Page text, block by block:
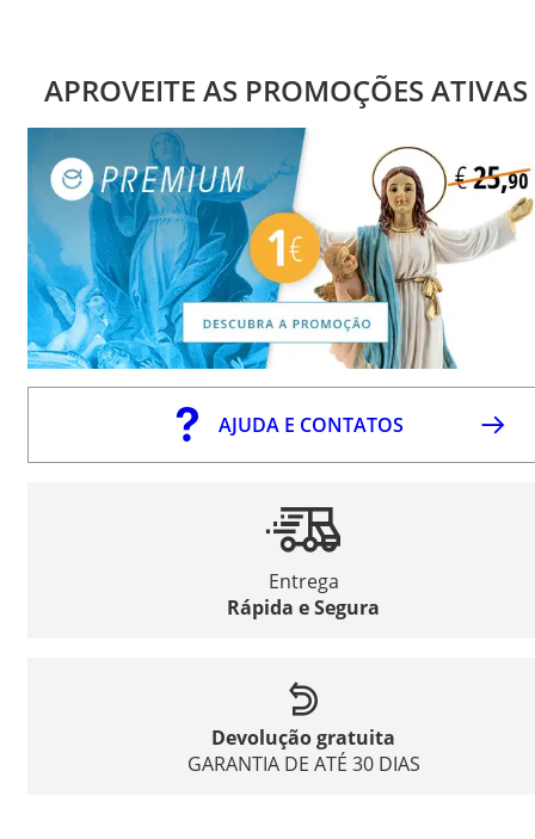
APROVEITE AS PROMOÇÕES ATIVAS
AJUDA E CONTATOS
Entrega
Rápida e Segura
Devolução gratuita
GARANTIA DE ATÉ 30 DIAS